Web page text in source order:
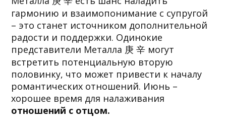
гармонию и взаимопонимание с супругой
– это станет источником дополнительной
радости и поддержки. Одинокие
представители Металла 庚 辛 могут
встретить потенциальную вторую
половинку, что может привести к началу
романтических отношений. Июнь –
хорошее время для налаживания
отношений с отцом.